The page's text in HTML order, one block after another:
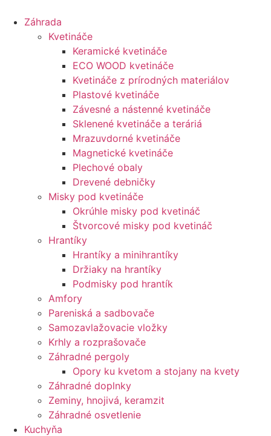
Záhrada
Kvetináče
Keramické kvetináče
ECO WOOD kvetináče
Kvetináče z prírodných materiálov
Plastové kvetináče
Závesné a nástenné kvetináče
Sklenené kvetináče a teráriá
Mrazuvdorné kvetináče
Magnetické kvetináče
Plechové obaly
Drevené debničky
Misky pod kvetináče
Okrúhle misky pod kvetináč
Štvorcové misky pod kvetináč
Hrantíky
Hrantíky a minihrantíky
Držiaky na hrantíky
Podmisky pod hrantík
Amfory
Pareniská a sadbovače
Samozavlažovacie vložky
Krhly a rozprašovače
Záhradné pergoly
Opory ku kvetom a stojany na kvety
Záhradné doplnky
Zeminy, hnojivá, keramzit
Záhradné osvetlenie
Kuchyňa